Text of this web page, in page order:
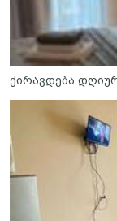
ქირავდება